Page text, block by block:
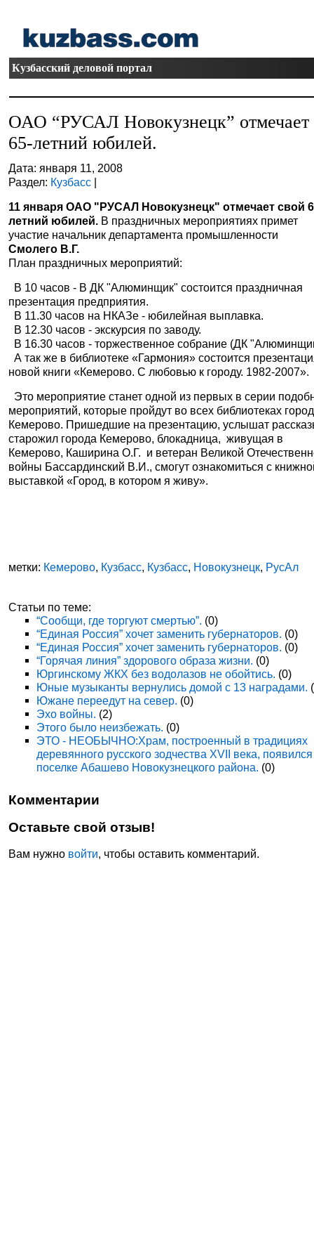
Кузбасский деловой портал
ОАО “РУСАЛ Новокузнецк” отмечает
65-летний юбилей.
Дата: января 11, 2008
Раздел: Кузбасс |
11 января ОАО "РУСАЛ Новокузнецк" отмечает свой
летний юбилей. В праздничных мероприятиях примет
участие начальник департамента промышленности
Смолего В.Г.
План праздничных мероприятий:
В 10 часов - В ДК "Алюминщик" состоится праздничная
презентация предприятия.
В 11.30 часов на НКАЗе - юбилейная выплавка.
В 12.30 часов - экскурсия по заводу.
В 16.30 часов - торжественное собрание (ДК
А так же в библиотеке «Гармония» состоится
новой книги «Кемерово. С любовью к городу. 1982-2007».
Это мероприятие станет одной из первых в серии
мероприятий, которые пройдут во всех библиотеках
Кемерово. Пришедшие на презентацию, услышат
старожил города Кемерово, блокадница, живущая в
Кемерово, Каширина О.Г. и ветеран Великой
войны Бассардинский В.И., смогут ознакомиться с
выставкой «Город, в котором я живу».
метки: Кемерово, Кузбасс, Кузбасс, Новокузнецк, РусАл
Статьи по теме:
“Сообщи, где торгуют смертью”. (0)
“Единая Россия” хочет заменить губернаторов. (0)
“Единая Россия” хочет заменить губернаторов. (0)
“Горячая линия” здорового образа жизни. (0)
Юргинскому ЖКХ без водолазов не обойтись. (0)
Юные музыканты вернулись домой с 13 наградами.
Южане переедут на север. (0)
Эхо войны. (2)
Этого было неизбежать. (0)
ЭТО - НЕОБЫЧНО:Храм, построенный в традициях
деревянного русского зодчества XVII века,
поселке Абашево Новокузнецкого района. (0)
Комментарии
Оставьте свой отзыв!
Вам нужно войти, чтобы оставить комментарий.